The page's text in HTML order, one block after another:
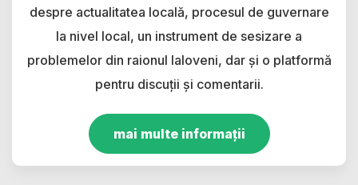
despre actualitatea locală, procesul de guvernare
la nivel local, un instrument de sesizare a
problemelor din raionul Ialoveni, dar și o platformă
pentru discuții și comentarii.
mai multe informații